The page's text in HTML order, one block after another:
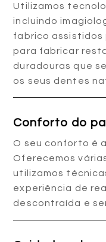
Utilizamos
incluindo
fabrico assistidos
para fabricar
duradouras que
os seus dentes
Conforto do
O seu conforto é
Oferecemos
utilizamos
experiência de
descontraída e